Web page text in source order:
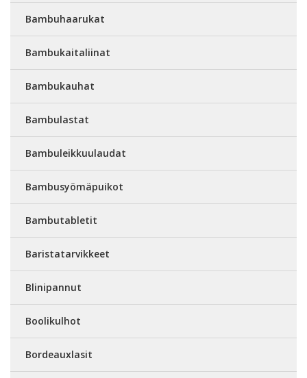
Bambuhaarukat
Bambukaitaliinat
Bambukauhat
Bambulastat
Bambuleikkuulaudat
Bambusyömäpuikot
Bambutabletit
Baristatarvikkeet
Blinipannut
Boolikulhot
Bordeauxlasit